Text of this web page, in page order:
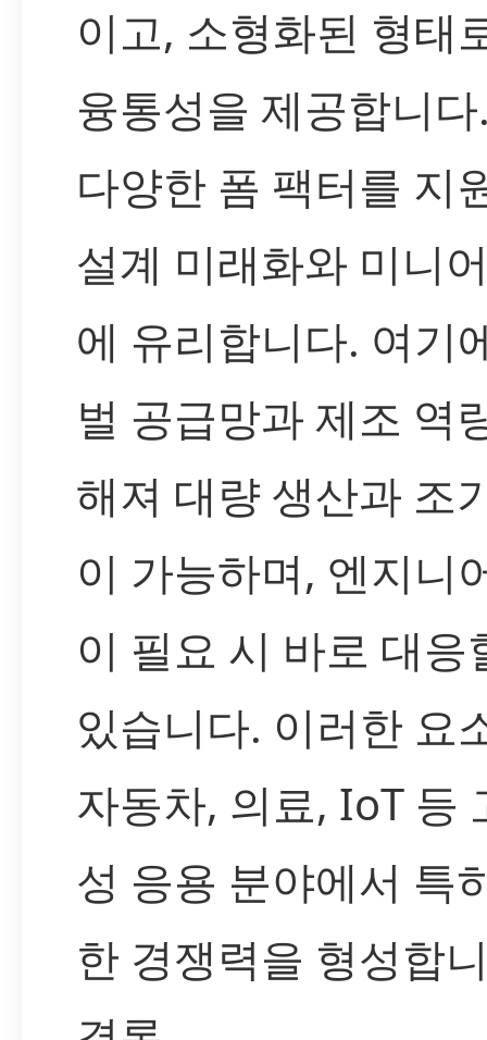
이고, 소형화된 형태
융통성을 제공합니
다양한 폼 팩터를 지
설계 미래화와 미니
에 유리합니다. 여기
벌 공급망과 제조 역
해져 대량 생산과 조
이 가능하며, 엔지니
이 필요 시 바로 대응
있습니다. 이러한 요
자동차, 의료, IoT 등
성 응용 분야에서 특
한 경쟁력을 형성합